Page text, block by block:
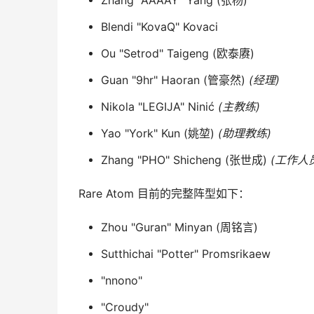
Blendi "KovaQ" Kovaci
Ou "Setrod" Taigeng (欧泰赓)
Guan "9hr" Haoran (管豪然) (经理)
Nikola "LEGIJA" Ninić (主教练)
Yao "York" Kun (姚堃) (助理教练)
Zhang "PHO" Shicheng (张世成) (工作人
Rare Atom 目前的完整阵型如下：
Zhou "Guran" Minyan (周铭言)
Sutthichai "Potter" Promsrikaew
"nnono"
"Croudy"